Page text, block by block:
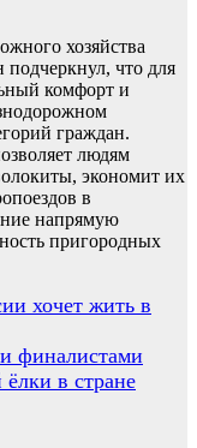
хозяйства
что для
комфорт и
граждан.
людям
экономит их
в
напрямую
пригородных
хочет жить в
финалистами
ёлки в стране